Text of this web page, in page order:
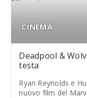
CINEMA
Deadpool &
testa
Ryan Reynolds e
nuovo film del